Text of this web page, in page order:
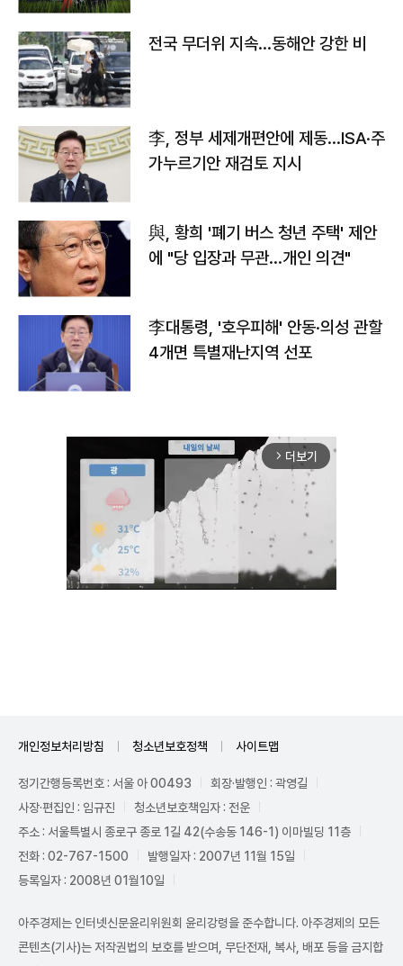
전국 무더위 지속…동해안 강한 비
李, 정부 세제개편안에 제동…ISA·주
가누르기안 재검토 지시
與, 황희 '폐기 버스 청년 주택' 제안
에 "당 입장과 무관…개인 의견"
李대통령, '호우피해' 안동·의성 관할
4개면 특별재난지역 선포
arrow_forward_ios 더보기
개인정보처리방침 청소년보호정책 사이트맵
정기간행등록번호 : 서울 아 00493
회장·발행인 : 곽영길
사장·편집인 : 임규진
청소년보호책임자 : 전운
주소 : 서울특별시 종로구 종로 1길 42(수송동 146-1) 이마빌딩 11층
전화 : 02-767-1500
발행일자 : 2007년 11월 15일
등록일자 : 2008년 01월10일
아주경제는 인터넷신문윤리위원회 윤리강령을 준수합니다. 아주경제의 모든
콘텐츠(기사)는 저작권법의 보호를 받으며, 무단전재, 복사, 배포 등을 금지합